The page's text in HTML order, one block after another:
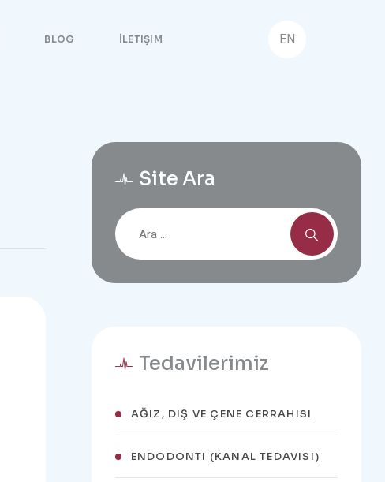
BLOG İLETIŞIM EN
Site Ara
Tedavilerimiz
AĞIZ, DIŞ VE ÇENE CERRAHISI
ENDODONTI (KANAL TEDAVISI)